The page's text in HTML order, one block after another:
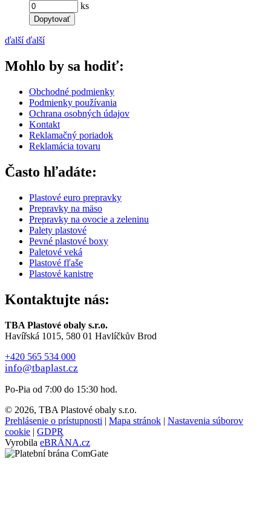
ks
Dopytovať
ďalší ďalší
Mohlo by sa hodiť:
Obchodné podmienky
Podmienky používania
Ochrana osobných údajov
Kontakt
Reklamačný poriadok
Reklamácia tovaru
Často hľadáte:
Plastové euro prepravky
Prepravky na mäso
Prepravky na ovocie a zeleninu
Palety plastové
Pevné plastové boxy
Paletové veká
Plastové fľaše
Plastové kanistre
Kontaktujte nás:
TBA Plastové obaly s.r.o.
Havířská 1015, 580 01 Havlíčkův Brod
+420 565 534 000
info@tbaplast.cz
Po-Pia od 7:00 do 15:30 hod.
© 2026, TBA Plastové obaly s.r.o.
Prehlásenie o prístupnosti | Mapa stránok | Nastavenia súborov
cookie | GDPR
Vyrobila eBRÁNA.cz